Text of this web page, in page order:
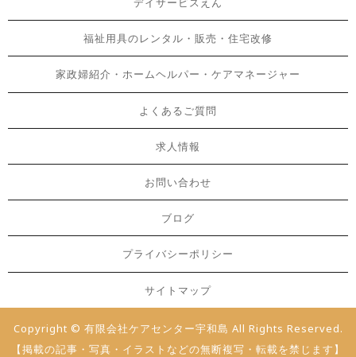
福祉用具のレンタル・販売・住宅改修
家政婦紹介・ホームヘルパー・ケアマネージャー
よくあるご質問
求人情報
お問い合わせ
ブログ
プライバシーポリシー
サイトマップ
Copyright © 有限会社ケアセンター宇和島 All Rights Reserved.
【掲載の記事・写真・イラストなどの無断複写・転載を禁じます】